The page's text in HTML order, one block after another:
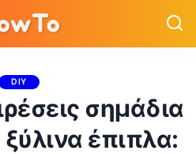
DIY
σημάδια
έπιπλα: